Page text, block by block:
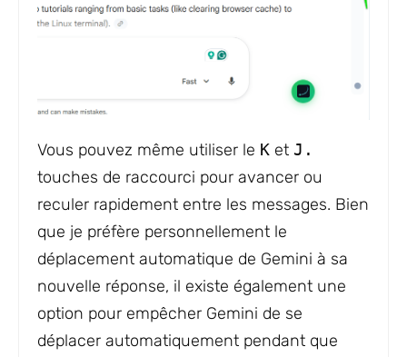
Vous pouvez même utiliser le K et J.
touches de raccourci pour avancer ou
reculer rapidement entre les messages. Bien
que je préfère personnellement le
déplacement automatique de Gemini à sa
nouvelle réponse, il existe également une
option pour empêcher Gemini de se
déplacer automatiquement pendant que